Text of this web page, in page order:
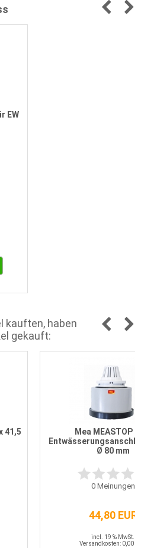
EW
kauften, haben
gekauft:
41,5
Mea MEASTOP
Ø 80 mm
0Meinungen
44,80 EUR
incl. 19 % MwSt.
Versandkosten: 0,00